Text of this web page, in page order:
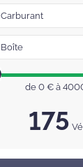
Carburant
Boîte
de 0€ à
175